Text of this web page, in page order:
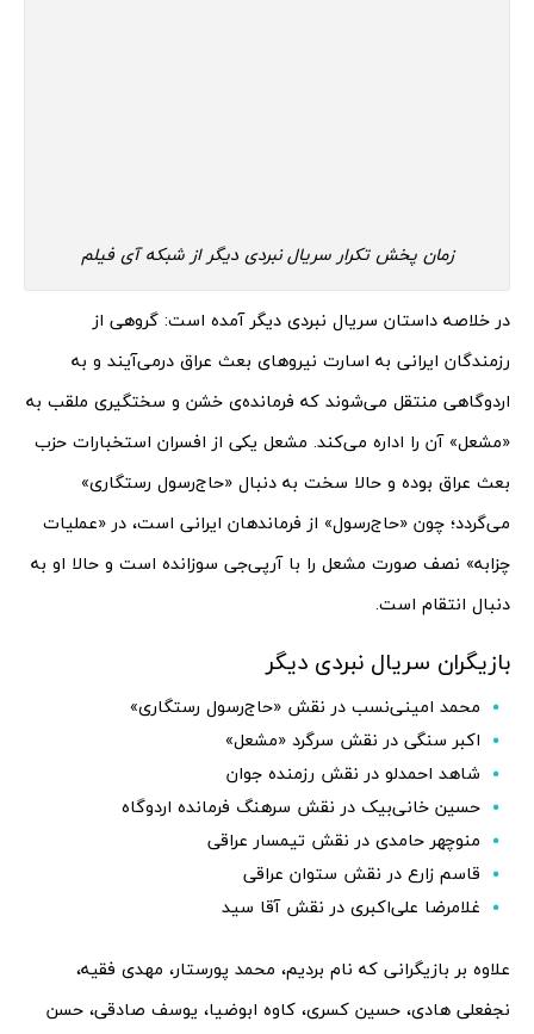
زمان پخش تکرار سریال نبردی دیگر از شبکه آی فیلم
در خلاصه داستان سریال نبردی دیگر آمده است: گروهی از
رزمندگان ایرانی به اسارت نیروهای بعث عراق درمی‌آیند و به
اردوگاهی منتقل می‌شوند که فرمانده‌‌ی خشن و سختگیری ملقب به
«مشعل» آن را اداره می‌کند. مشعل یکی از افسران استخبارات حزب
بعث عراق بوده و حالا سخت به دنبال «حاج‌رسول رستگاری»
می‌گردد؛ چون «حاج‌رسول» از فرماندهان ایرانی است، در «عملیات
چزابه» نصف صورت مشعل را با آرپی‌جی سوزانده است و حالا او به
دنبال انتقام است.
بازیگران سریال نبردی دیگر
محمد امینی‌نسب در نقش «حاج‌رسول رستگاری»
اکبر سنگی در نقش سرگرد «مشعل»
شاهد احمدلو در نقش رزمنده جوان
حسین خانی‌بیک در نقش سرهنگ فرمانده اردوگاه
منوچهر حامدی در نقش تیمسار عراقی
قاسم زارع در نقش ستوان عراقی
غلامرضا علی‌اکبری در نقش آقا سید
علاوه بر بازیگرانی که نام بردیم، محمد پورستار، مهدی فقیه،
نجفعلی هادی، حسین کسری، کاوه ابوضیا، یوسف صادقی، حسن